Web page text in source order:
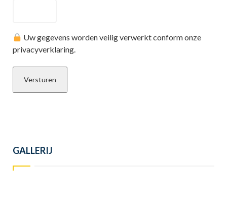
Uw gegevens worden veilig verwerkt conform onze
privacyverklaring.
GALLERIJ